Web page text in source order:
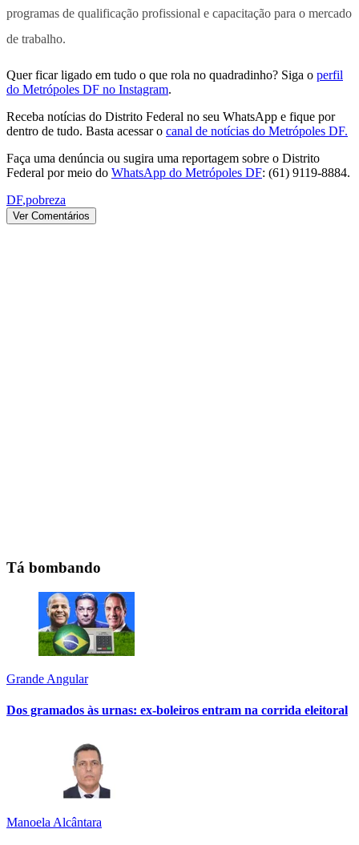
programas de qualificação profissional e capacitação para o mercado
de trabalho.
Quer ficar ligado em tudo o que rola no quadradinho? Siga o perfil
do Metrópoles DF no Instagram.
Receba notícias do Distrito Federal no seu WhatsApp e fique por
dentro de tudo. Basta acessar o canal de notícias do Metrópoles DF.
Faça uma denúncia ou sugira uma reportagem sobre o Distrito
Federal por meio do WhatsApp do Metrópoles DF: (61) 9119-8884.
DF,pobreza
Ver Comentários
Tá bombando
Grande Angular
Dos gramados às urnas: ex-boleiros entram na corrida eleitoral
Manoela Alcântara